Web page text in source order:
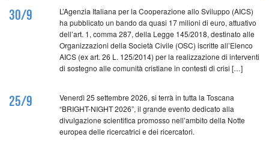
30/9
L’Agenzia Italiana per la Cooperazione allo Sviluppo (AICS)
ha pubblicato un bando da quasi 17 milioni di euro, attuativo
dell’art. 1, comma 287, della Legge 145/2018, destinato alle
Organizzazioni della Società Civile (OSC) iscritte all’Elenco
AICS (ex art. 26 L. 125/2014) per la realizzazione di interventi
di sostegno alle comunità cristiane in contesti di crisi […]
25/9
Venerdì 25 settembre 2026, si terrà in tutta la Toscana
“BRIGHT-NIGHT 2026”, il grande evento dedicato alla
divulgazione scientifica promosso nell’ambito della Notte
europea delle ricercatrici e dei ricercatori.